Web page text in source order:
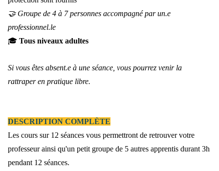
🤝 Groupe de 4 à 7 personnes accompagné par un.e
professionnel.le
🎓 Tous niveaux adultes
Si vous êtes absent.e à une séance, vous pourrez venir la
rattraper en pratique libre.
DESCRIPTION COMPLÈTE
Les cours sur 12 séances vous permettront de retrouver votre
professeur ainsi qu'un petit groupe de 5 autres apprentis durant 3h
pendant 12 séances.